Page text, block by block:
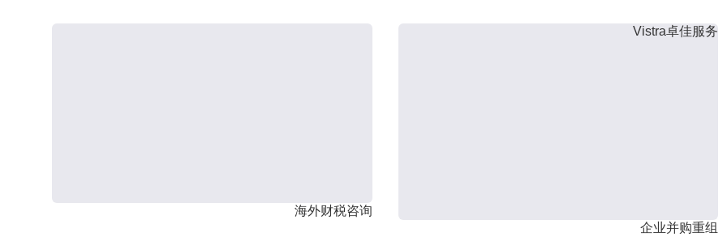
海外财税咨询
Vistra卓佳服务
企业并购重组